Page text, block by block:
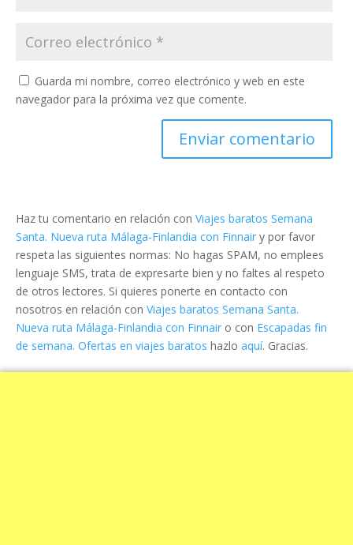
Guarda mi nombre, correo electrónico y web en este
navegador para la próxima vez que comente.
Haz tu comentario en relación con Viajes baratos Semana
Santa. Nueva ruta Málaga-Finlandia con Finnair y por favor
respeta las siguientes normas: No hagas SPAM, no emplees
lenguaje SMS, trata de expresarte bien y no faltes al respeto
de otros lectores. Si quieres ponerte en contacto con
nosotros en relación con Viajes baratos Semana Santa.
Nueva ruta Málaga-Finlandia con Finnair o con Escapadas fin
de semana. Ofertas en viajes baratos hazlo aquí. Gracias.